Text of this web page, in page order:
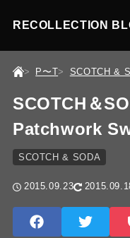
RECOLLECTION
P〜T SCOTCH &
SCOTCH＆
Patchwork
SCOTCH & SODA
2015.09.23